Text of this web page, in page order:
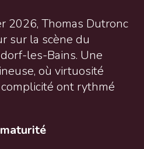
2026, Thomas Dutronc
sur la scène du
les-Bains. Une
où virtuosité
ont rythmé